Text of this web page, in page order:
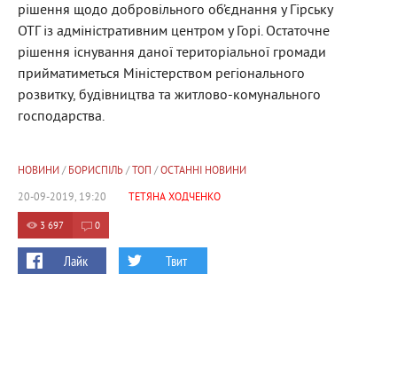
рішення щодо добровільного об’єднання у Гірську
ОТГ із адміністративним центром у Горі. Остаточне
рішення існування даної територіальної громади
прийматиметься Міністерством регіонального
розвитку, будівництва та житлово-комунального
господарства.
НОВИНИ/ БОРИСПІЛЬ/ТОП /ОСТАННІ НОВИНИ
20-09-2019, 19:20
ТЕТЯНА ХОДЧЕНКО
3 697 0
Лайк Твит